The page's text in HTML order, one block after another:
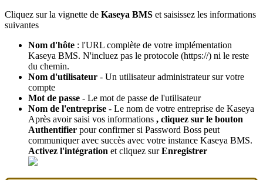
Cliquez sur la vignette de Kaseya BMS et saisissez les informations
suivantes
Nom d'hôte : l'URL complète de votre implémentation
Kaseya BMS. N'incluez pas le protocole (https://) ni le reste
du chemin.
Nom d'utilisateur - Un utilisateur administrateur sur votre
compte
Mot de passe - Le mot de passe de l'utilisateur
Nom de l'entreprise - Le nom de votre entreprise de Kaseya
Après avoir saisi vos informations , cliquez sur le bouton
Authentifier pour confirmer si Password Boss peut
communiquer avec succès avec votre instance Kaseya BMS.
Activez l'intégration et cliquez sur Enregistrer